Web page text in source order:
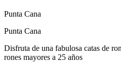
Punta Cana
Punta Cana
Disfruta de una fabulosa catas de
rones mayores a 25 años